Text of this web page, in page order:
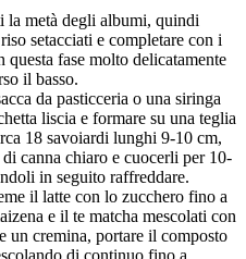
la metà degli albumi, quindi
setacciati e completare con i
questa fase molto delicatamente
il basso.
da pasticceria o una siringa
liscia e formare su una teglia
18 savoiardi lunghi 9-10 cm,
canna chiaro e cuocerli per 10-
in seguito raffreddare.
il latte con lo zucchero fino a
e il te matcha mescolati con
un cremina, portare il composto
di continuo fino a